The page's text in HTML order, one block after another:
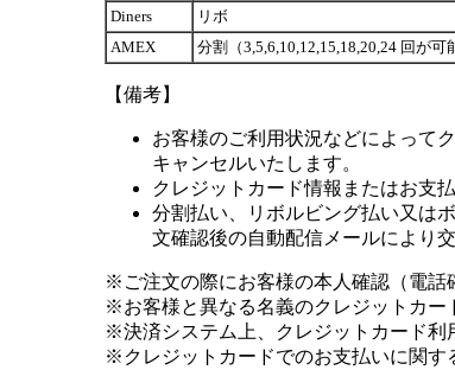
Diners
リボ
AMEX
分割（3,5,6,10,12,15,18,20,24 回が可
【備考】
お客様のご利用状況などによって
キャンセルいたします。
クレジットカード情報またはお支
分割払い、リボルビング払い又は
文確認後の自動配信メールにより交
※ご注文の際にお客様の本人確認（電話
※お客様と異なる名義のクレジットカー
※決済システム上、クレジットカード利
※クレジットカードでのお支払いに関す